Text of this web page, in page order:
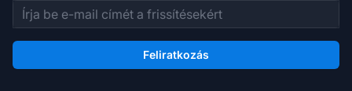
E-mail cím
Feliratkozás